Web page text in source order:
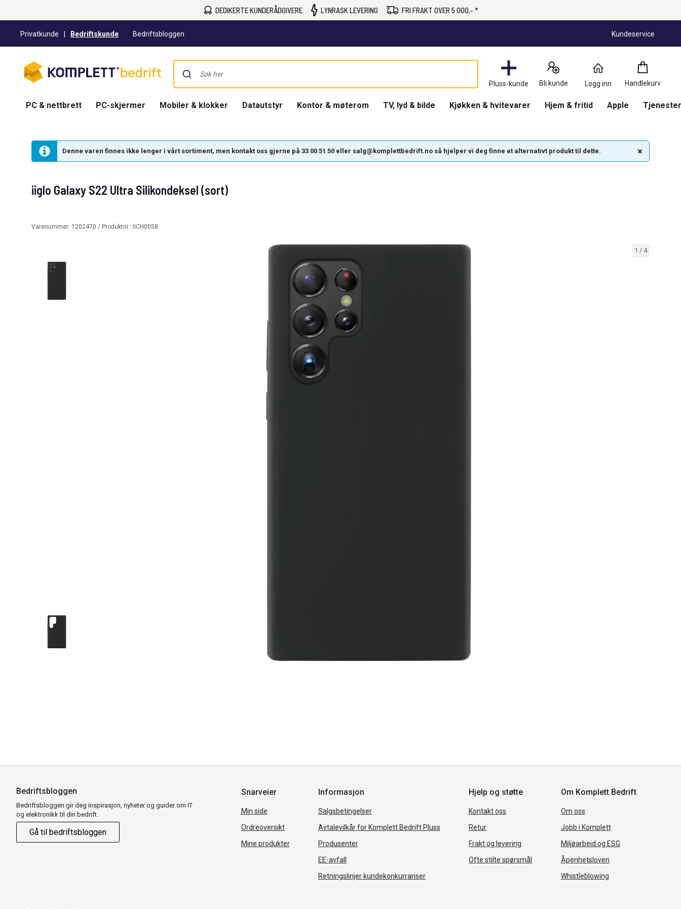
DEDIKERTE KUNDERÅDGIVERE LYNRASK LEVERING FRI FRAKT OVER 5 000,- *
Privatkunde Bedriftskunde Bedriftsbloggen Kundeservice
Pluss-kunde Bli kunde Logg inn Handlekurv
Handlekurv
0
Produkter
PC & nettbrett PC-skjermer Mobiler & klokker Datautstyr Kontor & møterom TV, lyd & bilde Kjøkken & hvitevarer Hjem & fritid Apple
Denne varen finnes ikke lenger i vårt sortiment, men kontakt oss gjerne på 33 00 51 50 eller salg@komplettbedrift.no så hjelper vi deg finne et alternativt produkt til dette.
1 / 4
iiglo Galaxy S22 Ultra Silikondeksel (sort)
Varenummer: 1202470 / Produktnr.: IICH0058
Bedriftsbloggen
Bedriftsbloggen gir deg inspirasjon, nyheter og guider om IT
og elektronikk til din bedrift.
Gå til bedriftsbloggen
Snarveier
Min side
Ordreoversikt
Mine produkter
Informasjon
Salgsbetingelser
Avtalevilkår for Komplett Bedrift Pluss
Produsenter
EE-avfall
Retningslinjer kundekonkurranser
Hjelp og støtte
Kontakt oss
Retur
Frakt og levering
Ofte stilte spørsmål
Om Komplett Bedrift
Om oss
Jobb i Komplett
Miljøarbeid og ESG
Åpenhetsloven
Whistleblowing